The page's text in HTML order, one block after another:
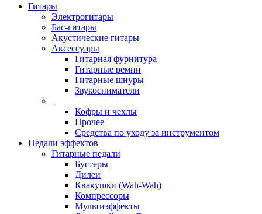
Гитары
Электрогитары
Бас-гитары
Акустические гитары
Аксессуары
Гитарная фурнитура
Гитарные ремни
Гитарные шнуры
Звукосниматели
Кофры и чехлы
Прочее
Средства по уходу за инструментом
Педали эффектов
Гитарные педали
Бустеры
Дилеи
Квакушки (Wah-Wah)
Компрессоры
Мультиэффекты